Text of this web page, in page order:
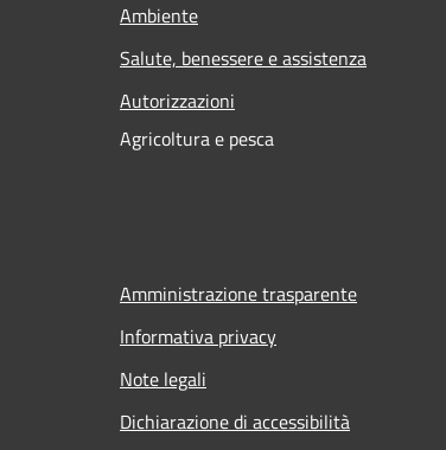
Ambiente
Salute, benessere e assistenza
Autorizzazioni
Agricoltura e pesca
Amministrazione trasparente
Informativa privacy
Note legali
Dichiarazione di accessibilità